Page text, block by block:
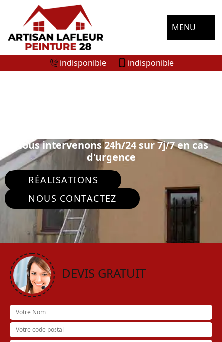
MENU
indisponible indisponible
Nous intervenons 24h/24 sur 7j/7 en cas
d'urgence
RÉALISATIONS
NOUS CONTACTEZ
DEVIS GRATUIT